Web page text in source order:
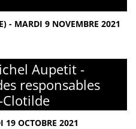
- MARDI 9 NOVEMBRE 2021
Aupetit -
responsables
19 OCTOBRE 2021